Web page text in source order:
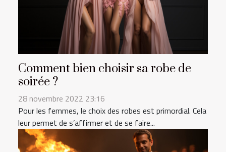
Comment bien choisir sa robe de
soirée ?
28 novembre 2022 23:16
Pour les femmes, le choix des robes est primordial. Cela
leur permet de s’affirmer et de se faire...